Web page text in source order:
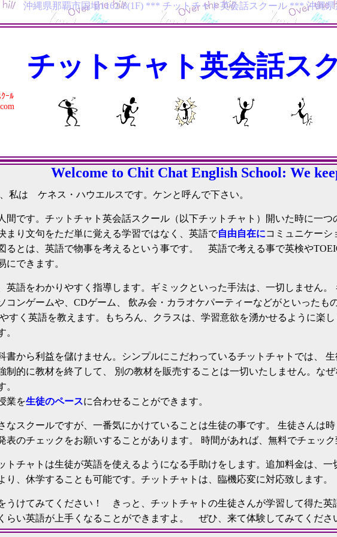
沖縄県那覇市国場1162-8(1F) *** チットチャト英会話スクール *** 沖縄県
ｰﾙ
チットチャト英会話ス
Welcome to Chit Chat English School: We
私は ケネス・ハウエルスです。ケンと呼んで下さい。
間です。チットチャト英会話スクール（以下チットチャト）開いた時に一つ
まり文句をただ単に覚える学習ではなく、英語で自由自在にコミュニケーシ
るとは、英語で物事を考えるという事です。 英語で考える事で英検や
にできます。
英語をわかりやすく指導します。ギミックといった手法は、一切しません
コンゲームや、CDゲーム、 飲み会・カラオケパーティーなどがといったも
すく英語を教えます。もちろん、クラスは、学習意欲を湧かせるように楽
。
書から利益を儲けません。シンプルにこだわっているチットチャトでは、
制的に教材を終了して、 別の教材を販売することは一切いたしません。な
。
業を生徒のペースに合わせることができます。
なスクールですが、一番気にかけていることは生徒の事です。 生徒さんは
表のチェックをお願いすることがあります。 時間があれば、無料でチェック
トチャトは生徒が英語を使えるようになる手助けをします。追加料金は、
り、休学することも可能です。チットチャトは、臨機応変に対応致します。
うけてみてください！ きっと、チットチャトの生徒さんが学習して得た英
らい英語が上手くなることができますよ。 ぜひ、来て体験してみてくださ